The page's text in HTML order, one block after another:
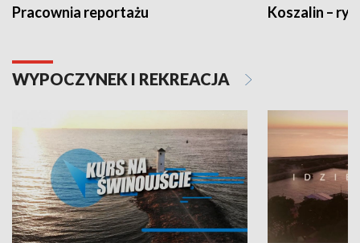
Pracownia reportażu Koszalin –
WYPOCZYNEK I REKREACJA